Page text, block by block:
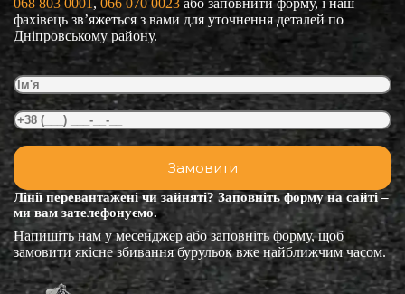
фахівець зв’яжеться з вами для уточнення деталей по
Дніпровському району.
Лінії перевантажені чи зайняті? Заповніть форму на сайті –
ми вам зателефонуємо.
Напишіть нам у месенджер або заповніть форму, щоб
замовити якісне збивання бурульок вже найближчим часом.